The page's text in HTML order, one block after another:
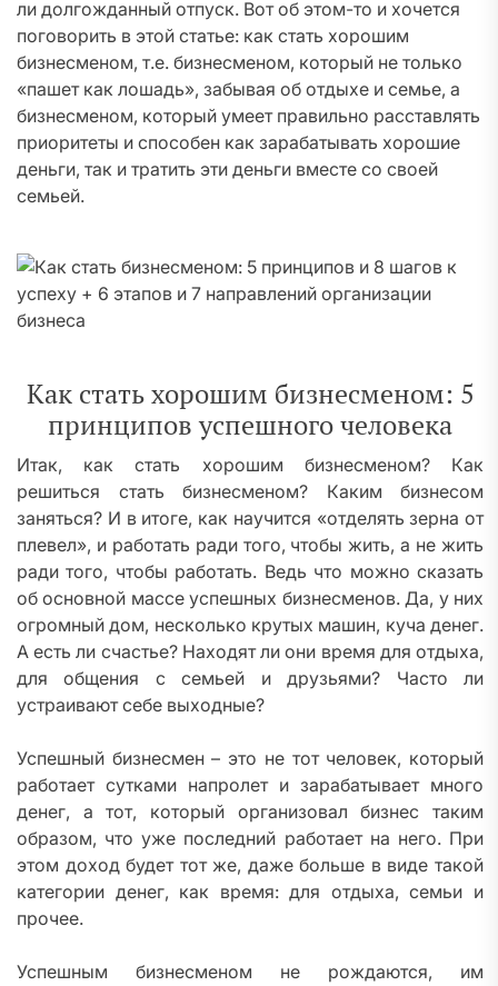
ли долгожданный отпуск. Вот об этом-то и хочется
поговорить в этой статье: как стать хорошим
бизнесменом, т.е. бизнесменом, который не только
«пашет как лошадь», забывая об отдыхе и семье, а
бизнесменом, который умеет правильно расставлять
приоритеты и способен как зарабатывать хорошие
деньги, так и тратить эти деньги вместе со своей
семьей.
Как стать хорошим бизнесменом: 5
принципов успешного человека
Итак, как стать хорошим бизнесменом? Как
решиться стать бизнесменом? Каким бизнесом
заняться? И в итоге, как научится «отделять зерна от
плевел», и работать ради того, чтобы жить, а не жить
ради того, чтобы работать. Ведь что можно сказать
об основной массе успешных бизнесменов. Да, у них
огромный дом, несколько крутых машин, куча денег.
А есть ли счастье? Находят ли они время для отдыха,
для общения с семьей и друзьями? Часто ли
устраивают себе выходные?
Успешный бизнесмен – это не тот человек, который
работает сутками напролет и зарабатывает много
денег, а тот, который организовал бизнес таким
образом, что уже последний работает на него. При
этом доход будет тот же, даже больше в виде такой
категории денег, как время: для отдыха, семьи и
прочее.
Успешным бизнесменом не рождаются, им